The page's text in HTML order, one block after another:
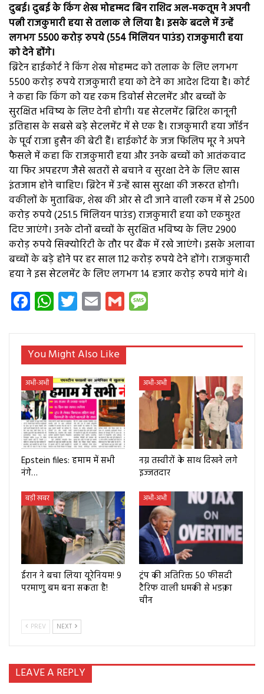
दुबई। दुबई के किंग शेख मोहम्मद बिन राशिद अल-मकतूम ने अपनी
पत्नी राजकुमारी हया से तलाक ले लिया है। इसके बदले में उन्हें
लगभग 5500 करोड़ रुपये (554 मिलियन पाउंड) राजकुमारी हया
को देने होंगे।
ब्रिटेन हाईकोर्ट ने किंग शेख मोहम्मद को तलाक के लिए लगभग
5500 करोड़ रुपये राजकुमारी हया को देने का आदेश दिया है। कोर्ट
ने कहा कि किंग को यह रकम डिवोर्स सेटलमेंट और बच्चों के
सुरक्षित भविष्य के लिए देनी होगी। यह सेटलमेंट ब्रिटिश कानूनी
इतिहास के सबसे बड़े सेटलमेंट में से एक है। राजकुमारी हया जॉर्डन
के पूर्व राजा हुसैन की बेटी हैं। हाईकोर्ट के जज फिलिप मूर ने अपने
फैसले में कहा कि राजकुमारी हया और उनके बच्चों को आतंकवाद
या फिर अपहरण जैसे खतरों से बचाने व सुरक्षा देने के लिए खास
इंतजाम होने चाहिए। ब्रिटेन में उन्हें खास सुरक्षा की जरूरत होगी।
वकीलों के मुताबिक, शेख की ओर से दी जाने वाली रकम में से 2500
करोड़ रुपये (251.5 मिलियन पाउंड) राजकुमारी हया को एकमुश्त
दिए जाएंगे। उनके दोनों बच्चों के सुरक्षित भविष्य के लिए 2900
करोड़ रुपये सिक्योरिटी के तौर पर बैंक में रखे जाएंगे। इसके अलावा
बच्चों के बड़े होने पर हर साल 112 करोड़ रुपये देने होंगे। राजकुमारी
हया ने इस सेटलमेंट के लिए लगभग 14 हजार करोड़ रुपये मांगे थे।
Facebook
WhatsApp
Twitter
EmailGmail
You Might Also Like
अभी-अभी
Epstein files: हमाम में सभी
नंगे…
अभी-अभी
नग्न तस्वीरों के साथ दिखने लगे
इज्जतदार
बड़ी खबर
ईरान ने बचा लिया यूरेनियम! 9
परमाणु बम बना सकता है!
अभी-अभी
ट्रंप की अतिरिक्त 50 फीसदी
टैरिफ वाली धमकी से भडक़ा
चीन
PREV NEXT
LEAVE A REPLY